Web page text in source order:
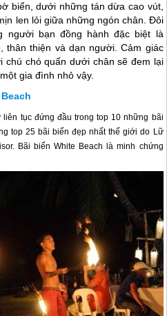
biển, dưới những tán dừa cao vút,
len lỏi giữa những ngón chân. Đôi
người bạn đồng hành đặc biệt là
thân thiện và dạn người. Cảm giác
chú chó quấn dưới chân sẽ đem lại
gia đình nhỏ vậy.
liên tục đứng đầu trong top 10 những bãi
top 25 bãi biển đẹp nhất thế giới do Lữ
Bãi biển White Beach là minh chứng